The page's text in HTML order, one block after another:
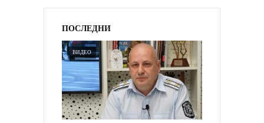
ПОСЛЕДНИ
ВИДЕО